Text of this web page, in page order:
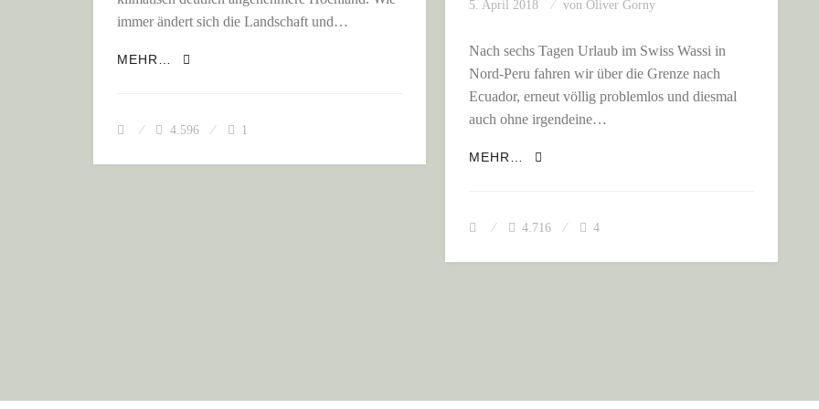
immer ändert sich die Landschaft und…
MEHR… ECUADORS HOCHLAND: VULKANE, VULKANE, VULKANE…
4.596 1
5. April 2018 vonOliver Gorny
Nach sechs Tagen Urlaub im Swiss Wassi in
Nord-Peru fahren wir über die Grenze nach
Ecuador, erneut völlig problemlos und diesmal
auch ohne irgendeine…
MEHR… „NO SOMOS BANDITOS“ – ECUADOR,
4.716 4